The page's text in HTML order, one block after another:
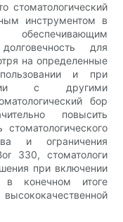
стоматологический
инструментом в
для
на определенные
и при
с другими
бор
повысить
и ограничения
330, стоматологи
при включении
конечном итоге